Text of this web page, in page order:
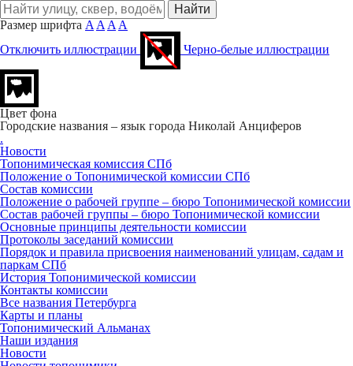
Размер шрифта A A A A
Отключить иллюстрации
Черно-белые иллюстрации
Цвет фона
Городские названия – язык города Николай Анциферов
.
Новости
Топонимическая комиссия СПб
Положение о Топонимической комиссии СПб
Состав комиссии
Положение о рабочей группе – бюро Топонимической комиссии
Состав рабочей группы – бюро Топонимической комиссии
Основные принципы деятельности комиссии
Протоколы заседаний комиссии
Порядок и правила присвоения наименований улицам, садам и
паркам СПб
История Топонимической комиссии
Контакты комиссии
Все названия Петербурга
Карты и планы
Топонимический Альманах
Наши издания
Новости